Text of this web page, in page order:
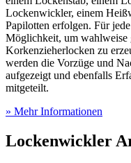
Lockenwickler, einem
Papilotten erfolgen. Für
Möglichkeit, um wahlweise
Korkenzieherlocken zu
werden die Vorzüge und
aufgezeigt und ebenfalls
mitgeteilt.
» Mehr Informationen
Lockenwickler